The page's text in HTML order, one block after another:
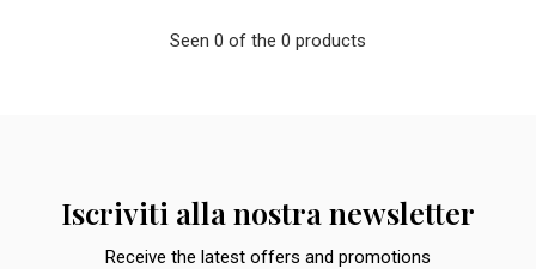
Seen 0 of the 0 products
Iscriviti alla nostra newsletter
Receive the latest offers and promotions